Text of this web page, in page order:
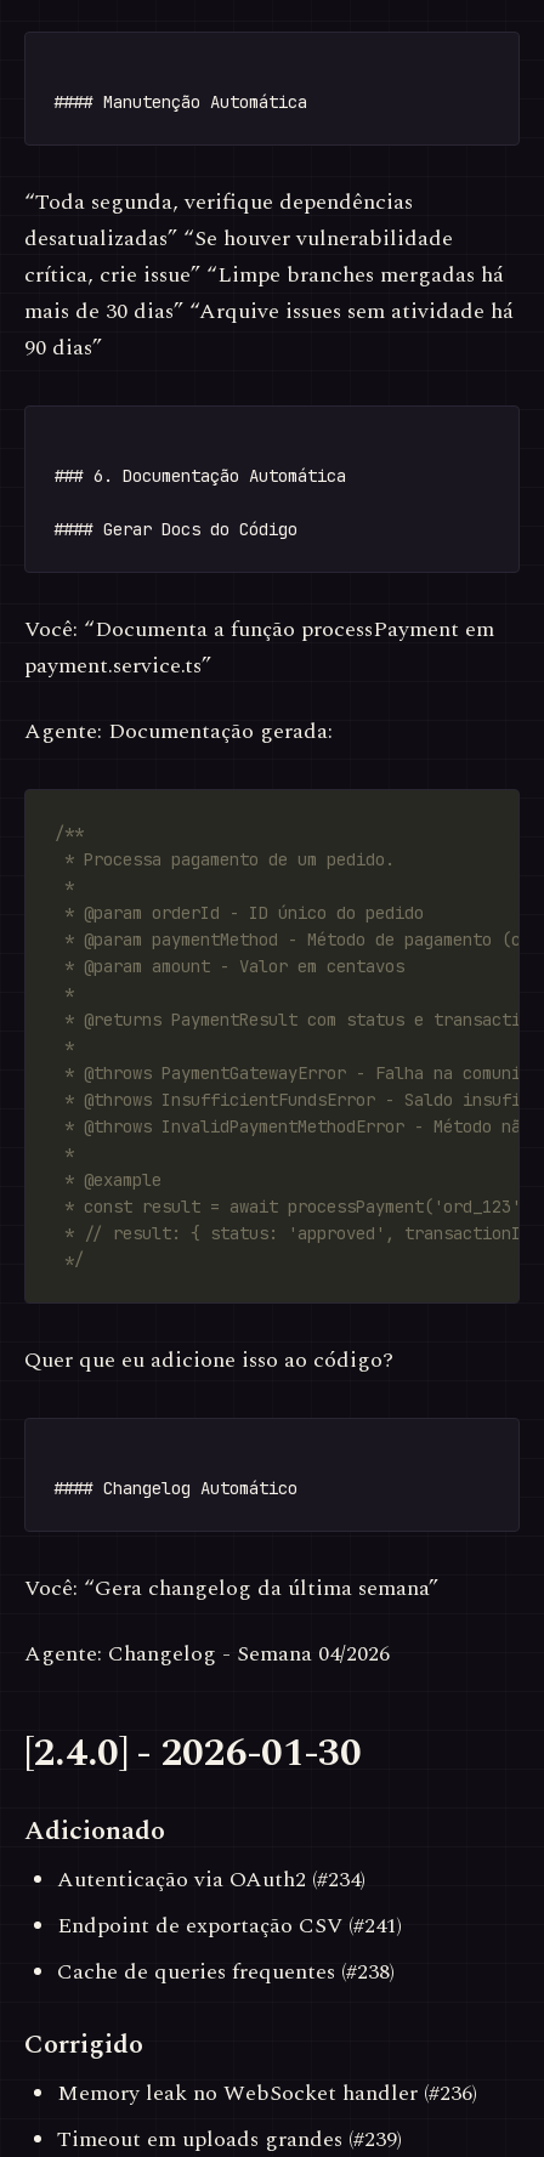
“Toda segunda, verifique dependências
desatualizadas” “Se houver vulnerabilidade
crítica, crie issue” “Limpe branches mergadas há
mais de 30 dias” “Arquive issues sem atividade há
90 dias”
### 6. Documentação Automática
Você: “Documenta a função processPayment em
payment.service.ts”
Agente: Documentação gerada:
*/
Quer que eu adicione isso ao código?
Você: “Gera changelog da última semana”
Agente: Changelog - Semana 04/2026
[2.4.0] - 2026-01-30
Adicionado
Autenticação via OAuth2 (#234)
Endpoint de exportação CSV (#241)
Cache de queries frequentes (#238)
Corrigido
Memory leak no WebSocket handler (#236)
Timeout em uploads grandes (#239)